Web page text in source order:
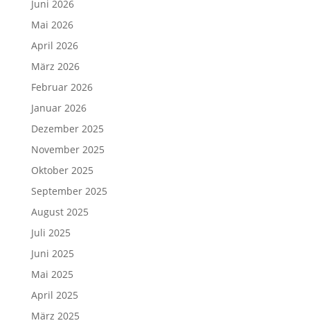
Juni 2026
Mai 2026
April 2026
März 2026
Februar 2026
Januar 2026
Dezember 2025
November 2025
Oktober 2025
September 2025
August 2025
Juli 2025
Juni 2025
Mai 2025
April 2025
März 2025